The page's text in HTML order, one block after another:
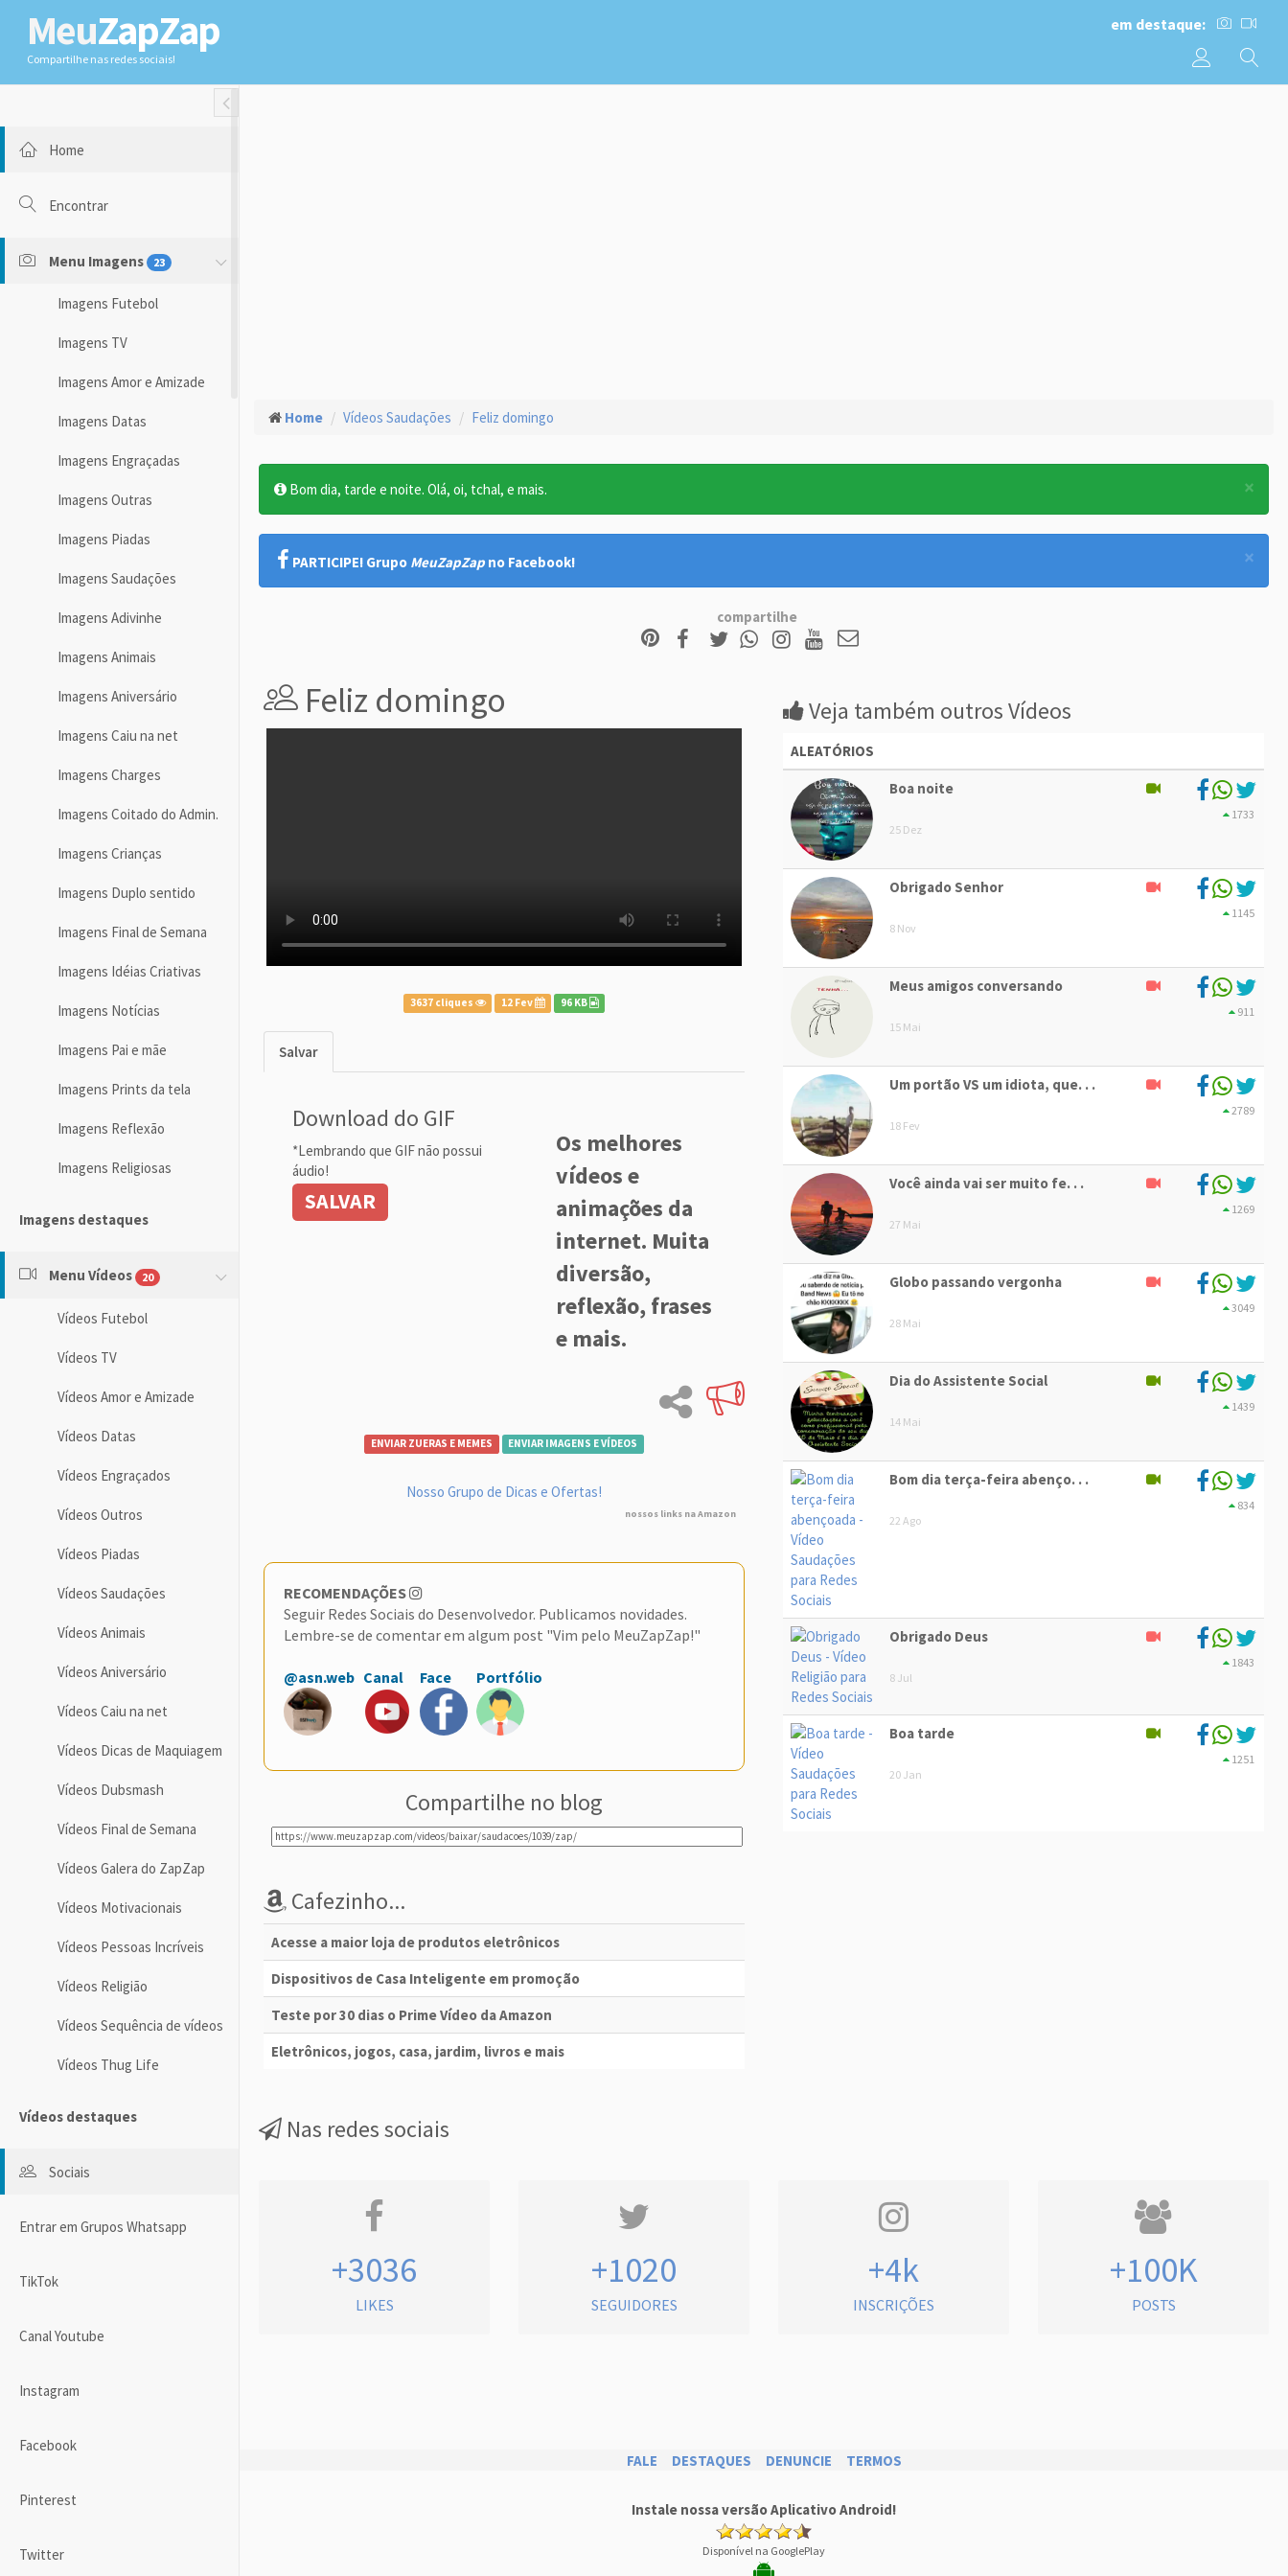
MeuZapZap
Compartilhe nas redes sociais!
em destaque:
Toggle Fullwidth
Home
Encontrar
Menu Imagens 23
Imagens Futebol
Imagens TV
Imagens Amor e Amizade
Imagens Datas
Imagens Engraçadas
Imagens Outras
Imagens Piadas
Imagens Saudações
Imagens Adivinhe
Imagens Animais
Imagens Aniversário
Imagens Caiu na net
Imagens Charges
Imagens Coitado do Admin.
Imagens Crianças
Imagens Duplo sentido
Imagens Final de Semana
Imagens Idéias Criativas
Imagens Notícias
Imagens Pai e mãe
Imagens Prints da tela
Imagens Reflexão
Imagens Religiosas
Imagens destaques
Menu Vídeos 20
Vídeos Futebol
Vídeos TV
Vídeos Amor e Amizade
Vídeos Datas
Vídeos Engraçados
Vídeos Outros
Vídeos Piadas
Vídeos Saudações
Vídeos Animais
Vídeos Aniversário
Vídeos Caiu na net
Vídeos Dicas de Maquiagem
Vídeos Dubsmash
Vídeos Final de Semana
Vídeos Galera do ZapZap
Vídeos Motivacionais
Vídeos Pessoas Incríveis
Vídeos Religião
Vídeos Sequência de vídeos
Vídeos Thug Life
Vídeos destaques
Sociais
Entrar em Grupos Whatsapp
TikTok
Canal Youtube
Instagram
Facebook
Pinterest
Twitter
Home Vídeos Saudações Feliz domingo
×
Bom dia, tarde e noite. Olá, oi, tchal, e mais.
×
PARTICIPE! Grupo MeuZapZap no Facebook!
compartilhe
Feliz domingo
3637 cliques 12 Fev 96 KB
Salvar
Download do GIF
*Lembrando que GIF não possui
áudio!
SALVAR
Os melhores
vídeos e
animações da
internet. Muita
diversão,
reflexão, frases
e mais.
ENVIAR ZUERAS E MEMES ENVIAR IMAGENS E VÍDEOS
Nosso Grupo de Dicas e Ofertas!
nossos links na Amazon
RECOMENDAÇÕES
Seguir Redes Sociais do Desenvolvedor. Publicamos novidades.
Lembre-se de comentar em algum post "Vim pelo MeuZapZap!"
@asn.web Canal Face Portfólio
Compartilhe no blog
Veja também outros Vídeos
ALEATÓRIOS
Boa noite
25 Dez
1733
Obrigado Senhor
8 Nov
1145
Meus amigos conversando
15 Mai
911
Um portão VS um idiota, que. . .
18 Fev
2789
Você ainda vai ser muito fe. . .
27 Mai
1269
Globo passando vergonha
28 Mai
3049
Dia do Assistente Social
14 Mai
1439
Bom dia terça-feira abenço. . .
22 Ago
834
Obrigado Deus
8 Jul
1843
Boa tarde
20 Jan
1251
Cafezinho...
Acesse a maior loja de produtos eletrônicos
Dispositivos de Casa Inteligente em promoção
Teste por 30 dias o Prime Vídeo da Amazon
Eletrônicos, jogos, casa, jardim, livros e mais
Nas redes sociais
+3036
LIKES
+1020
SEGUIDORES
+4k
INSCRIÇÕES
+100K
POSTS
FALE DESTAQUES DENUNCIE TERMOS
Instale nossa versão Aplicativo Android!
Disponível na GooglePlay